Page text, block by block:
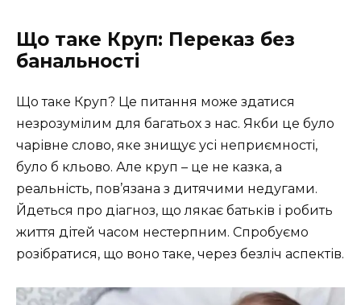
Що таке Круп: Переказ без
банальності
Що таке Круп? Це питання може здатися
незрозумілим для багатьох з нас. Якби це було
чарівне слово, яке знищує усі неприємності,
було б кльово. Але круп – це не казка, а
реальність, пов’язана з дитячими недугами.
Йдеться про діагноз, що лякає батьків і робить
життя дітей часом нестерпним. Спробуємо
розібратися, що воно таке, через безліч аспектів.